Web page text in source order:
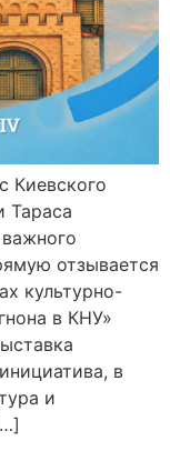
Киевского
Тараса
отзывается
культурно-
в КНУ»
в
и